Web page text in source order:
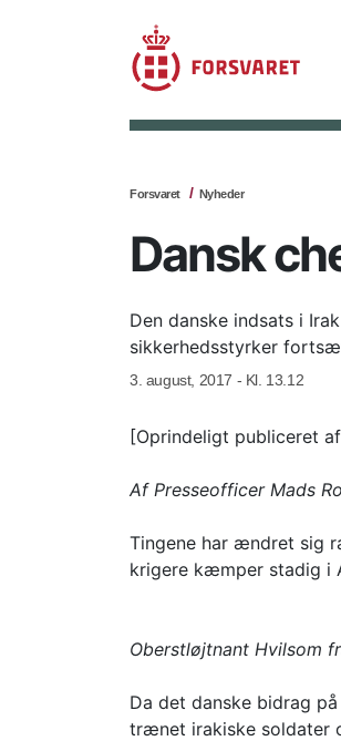
Forsvaret Nyheder
Dansk
Den danske indsats i
sikkerhedsstyrker
3. august, 2017 - Kl. 13.12
[Oprindeligt publiceret
Af Presseofficer Mads
Tingene har ændret sig
krigere kæmper stadig i
Oberstløjtnant Hvilsom
Da det danske bidrag
trænet irakiske soldater